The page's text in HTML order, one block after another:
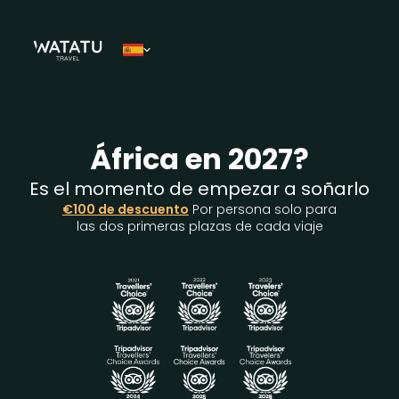
África en 2027?
Es el momento de empezar a soñarlo
€100 de descuento Por persona solo para
las dos primeras plazas de cada viaje